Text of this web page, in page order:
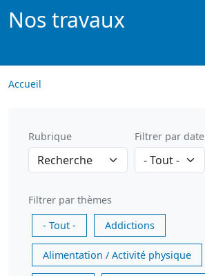
Nos travaux
Accueil
Rubrique Filtrer par date
Filtrer par thèmes
- Tout -
Addictions
Alimentation / Activité physique